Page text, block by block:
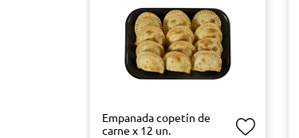
Empanada copetín de
carne x 12 un.